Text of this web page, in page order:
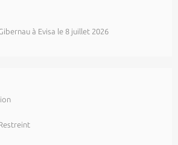
à Evisa le 8 juillet 2026